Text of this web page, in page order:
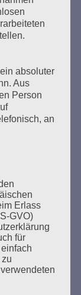
absoluter
Aus
Person
an
Erlass
GVO)
für